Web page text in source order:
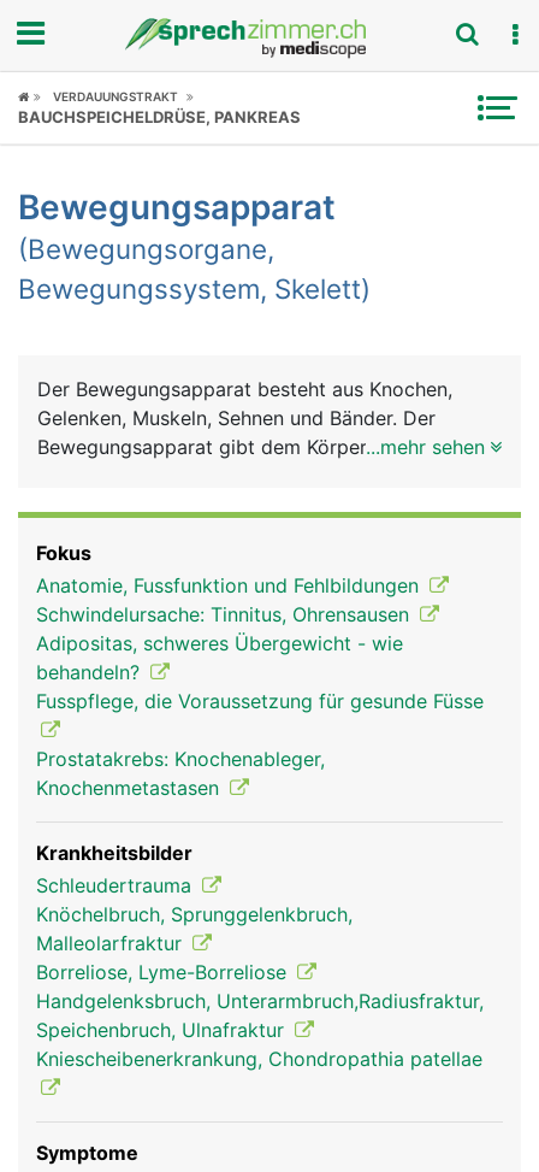
Fokus
Symptome
Untersuchungen
Ratgeber
Rubriken
VERDAUUNGSTRAKT
BAUCHSPEICHELDRÜSE, PANKREAS
Bewegungsapparat
(Bewegungsorgane,
Bewegungssystem, Skelett)
Der Bewegungsapparat besteht aus Knochen,
Gelenken, Muskeln, Sehnen und Bänder. Der
Bewegungsapparat gibt dem Körper Halt und
Organe und Blutbildung im Knochemark.
...mehr sehen
Fokus
Anatomie, Fussfunktion und Fehlbildungen
Schwindelursache: Tinnitus, Ohrensausen
Adipositas, schweres Übergewicht - wie
behandeln?
Fusspflege, die Voraussetzung für gesunde Füsse
Prostatakrebs: Knochenableger,
Knochenmetastasen
Krankheitsbilder
Schleudertrauma
Knöchelbruch, Sprunggelenkbruch,
Malleolarfraktur
Borreliose, Lyme-Borreliose
Handgelenksbruch, Unterarmbruch,Radiusfraktur,
Speichenbruch, Ulnafraktur
Kniescheibenerkrankung, Chondropathia patellae
Symptome